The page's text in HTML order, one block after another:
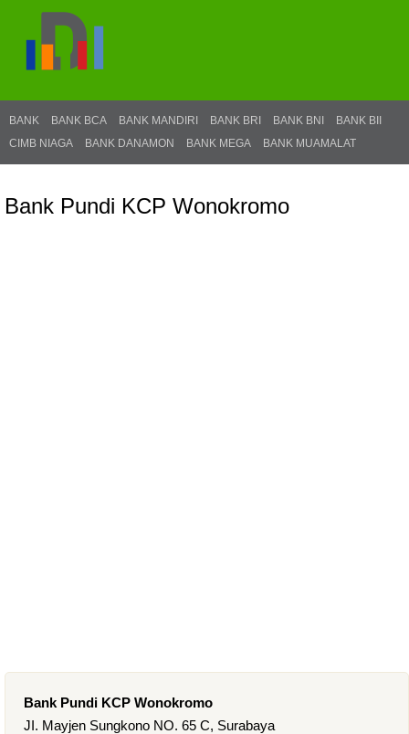
BANK BANK BCA BANK MANDIRI BANK BRI BANK BNI
BANK BII
CIMB NIAGA
BANK DANAMON BANK MEGA BANK MUAMALAT
Bank Pundi KCP Wonokromo
Bank Pundi KCP Wonokromo
JI. Mayjen Sungkono NO. 65 C, Surabaya